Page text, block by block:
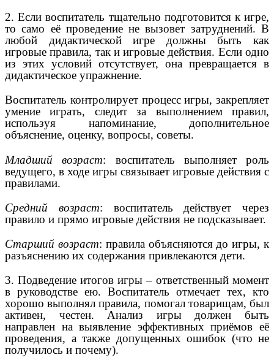
2. Если воспитатель тщательно подготовится к игре,
то само её проведение не вызовет затруднений. В
любой дидактической игре должны быть как
игровые правила, так и игровые действия. Если одно
из этих условий отсутствует, она превращается в
дидактическое упражнение.
Воспитатель контролирует процесс игры, закрепляет
умение играть, следит за выполнением правил,
используя напоминание, дополнительное
объяснение, оценку, вопросы, советы.
Младший возраст: воспитатель выполняет роль
ведущего, в ходе игры связывает игровые действия с
правилами.
Средний возраст: воспитатель действует через
правило и прямо игровые действия не подсказывает.
Старший возраст: правила объясняются до игры, к
разъяснению их содержания привлекаются дети.
3. Подведение итогов игры – ответственный момент
в руководстве ею. Воспитатель отмечает тех, кто
хорошо выполнял правила, помогал товарищам, был
активен, честен. Анализ игры должен быть
направлен на выявление эффективных приёмов её
проведения, а также допущенных ошибок (что не
получилось и почему).